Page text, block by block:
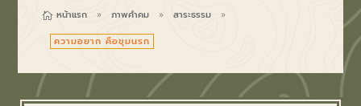
 หน้าแรก 9 ภาพคำคม 9 สาระธรรม 9
ความอยาก คือขุมนรก